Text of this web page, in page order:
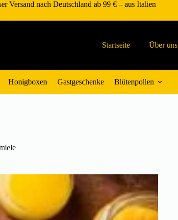
Versand nach Deutschland ab 99 € – aus Italien
Startseite Über uns
Honigboxen Gastgeschenke Blütenpollen